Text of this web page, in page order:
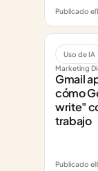
Publicado el
Uso de IA
Marketing
Gmail
cómo
write"
trabajo
Publicado el